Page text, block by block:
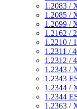
1.2083 /
1.2085 /
1.2099 /
1.2162 /
1.2210 /
1.2311 /
1.2312 /
1.2343 /
1.2343
1.2344 /
1.2344
1.2363 /